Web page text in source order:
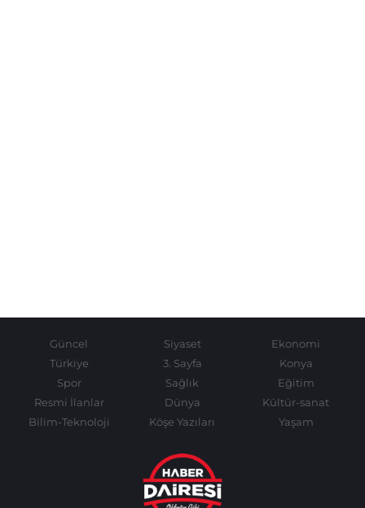
Güncel Siyaset
Ekonomi
Türkiye
3. Sayfa
Konya
Spor
Sağlık
Eğitim
Resmi İlanlar
Dünya
Kültür-sanat
Bilim-Teknoloji
Köşe Yazıları Yaşam